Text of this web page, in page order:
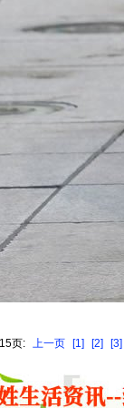
页: 上一页 [1] [2] [3]